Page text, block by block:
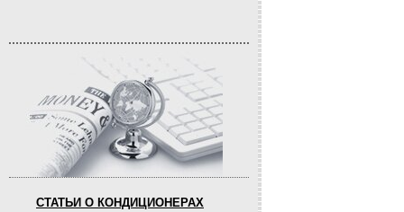
СТАТЬИ О КОНДИЦИОНЕРАХ